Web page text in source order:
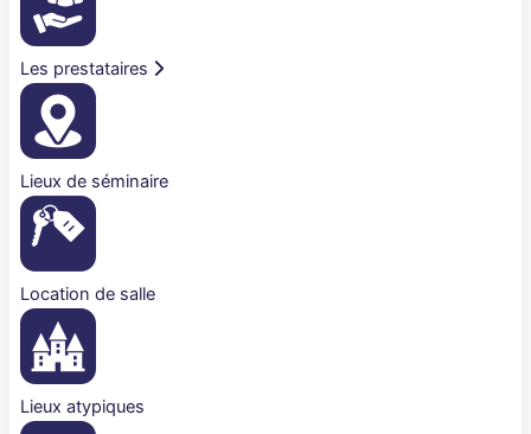
Les prestataires
Lieux de séminaire
Location de salle
Lieux atypiques